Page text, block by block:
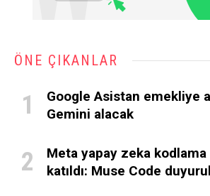
ÖNE ÇIKANLAR
Google Asistan emekliye
Gemini alacak
Meta yapay zeka kodlama
katıldı: Muse Code